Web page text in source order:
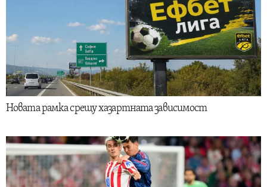
Новата рамка срещу хазартната зависимост